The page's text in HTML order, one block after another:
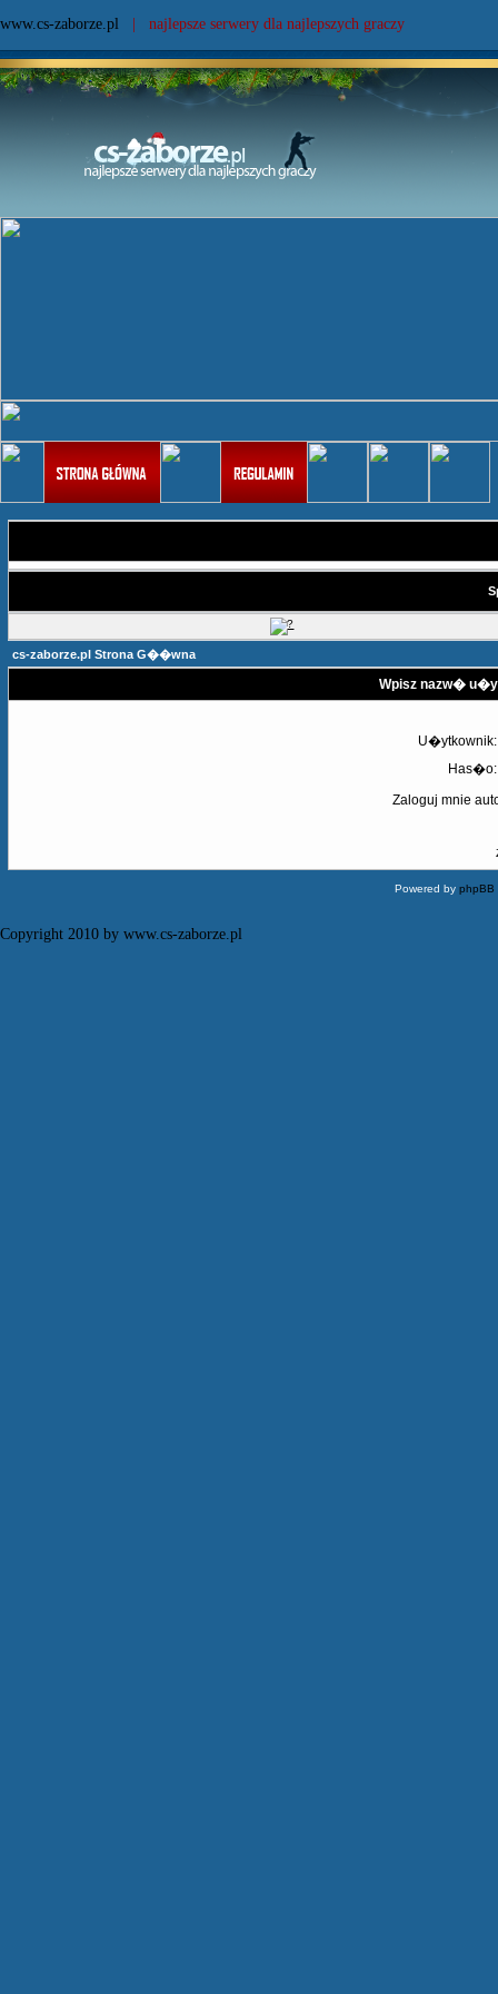
www.cs-zaborze.pl | najlepsze serwery dla najlepszych graczy
cs-zaborze.pl Strona G��wna
Wpisz nazw�
U�ytkownik:
Has�o:
Zaloguj mnie
Powered byphpBB
Copyright 2010 by www.cs-zaborze.pl